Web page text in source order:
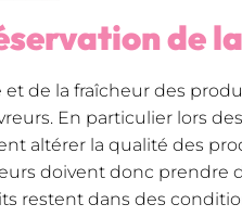
de
et de la fraîcheur des
En particulier lors
altérer la qualité des
doivent donc prendre
restent dans des